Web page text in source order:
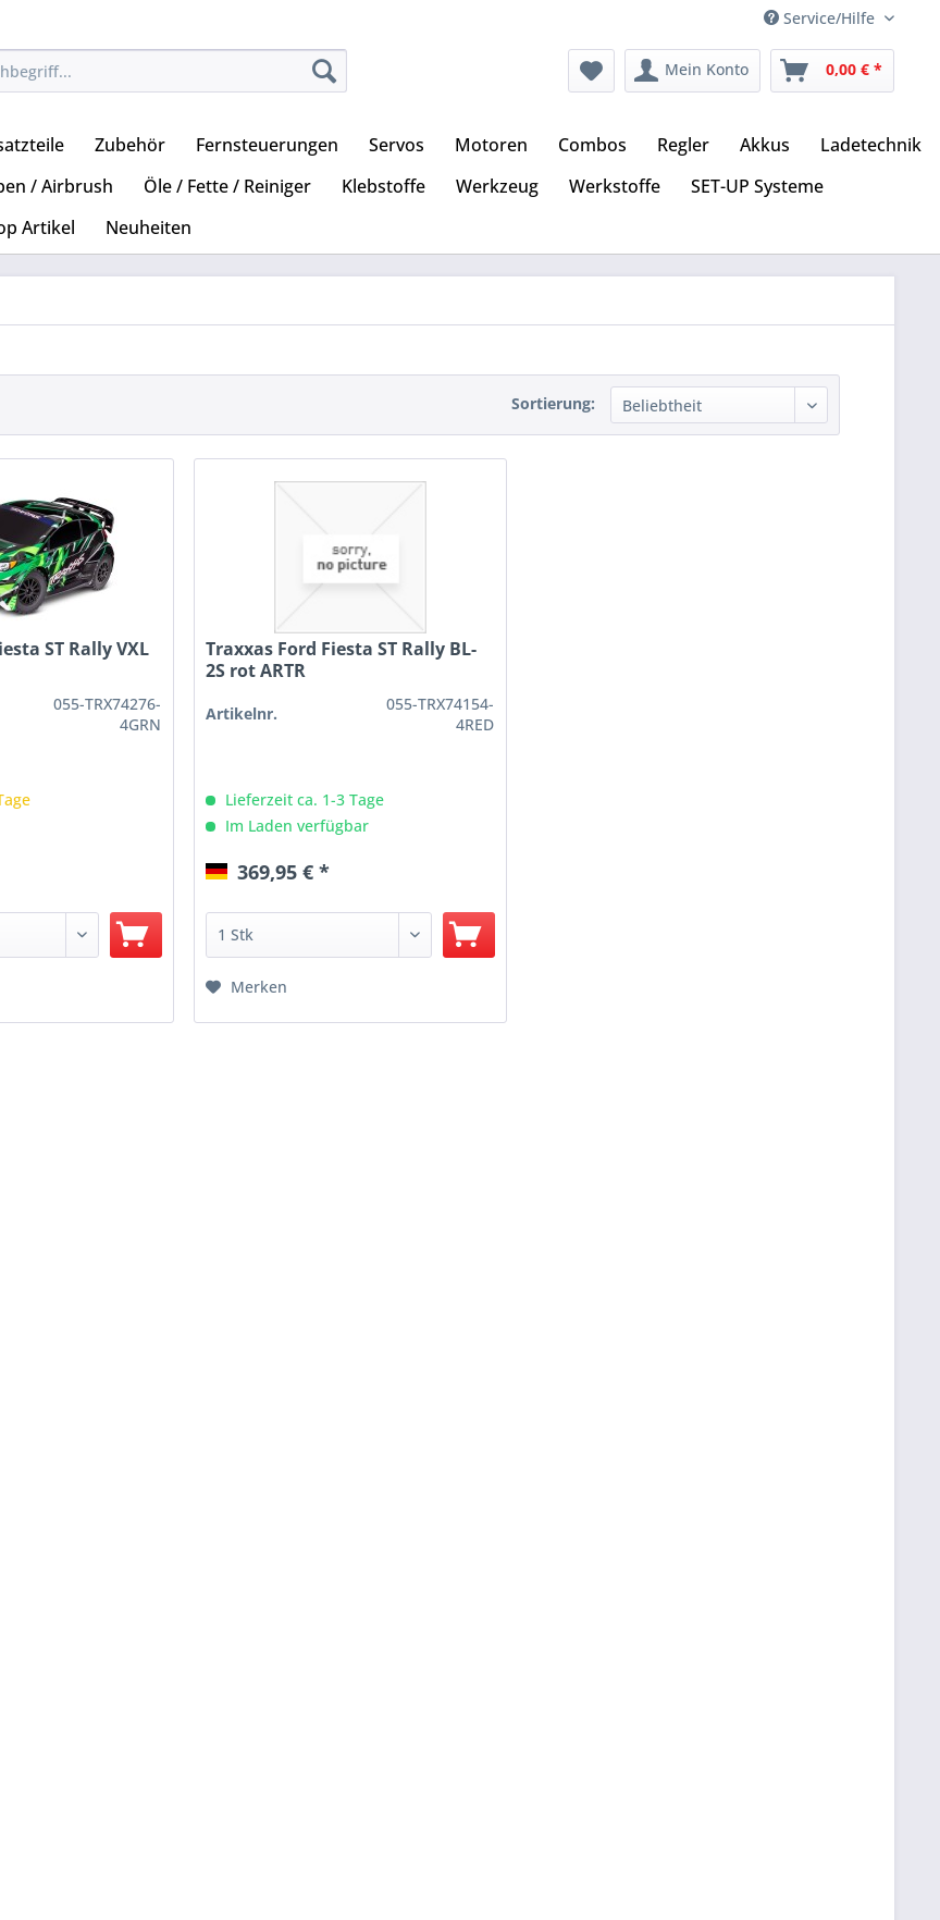
Service/Hilfe
Mein Konto 0,00 € *
Zubehör Fernsteuerungen Servos Motoren Combos Regler Akkus
Ladetechnik
/ Airbrush Öle / Fette / Reiniger Klebstoffe Werkzeug Werkstoffe
SET-UP Systeme
Artikel Neuheiten
Sortierung:
ST Rally VXL
055-TRX74276-
4GRN
Traxxas Ford Fiesta ST Rally BL-
2S rot ARTR
Artikelnr.
055-TRX74154-
4RED
Lieferzeit ca. 1-3 Tage
Im Laden verfügbar
369,95 € *
Merken